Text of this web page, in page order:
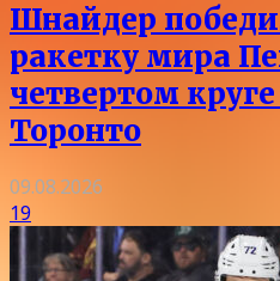
Шнайдер
ракетку мира
четвертом
Торонто
09.08.2026
19